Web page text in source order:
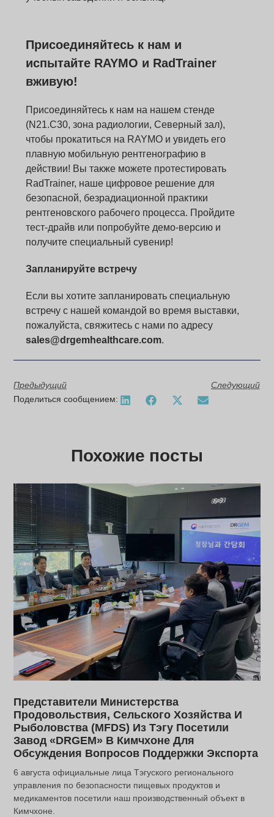
Присоединяйтесь к нам и
испытайте RAYMO и RadTrainer
вживую!
Присоединяйтесь к нам на нашем стенде
(N21.C30, зона радиологии, Северный зал),
чтобы прокатиться на RAYMO и увидеть его
плавную мобильную рентгенографию в
действии! Вы также можете протестировать
RadTrainer, наше цифровое решение для
безопасной, безрадиационной практики
рентгеновского рабочего процесса. Пройдите
тест-драйв или попробуйте демо-версию и
получите специальный сувенир!
Запланируйте встречу
Если вы хотите запланировать специальную
встречу с нашей командой во время выставки,
пожалуйста, свяжитесь с нами по адресу
sales@drgemhealthcare.com.
Предыдущий
Следующий
Поделиться сообщением:
Похожие посты
Представители Министерства
Продовольствия, Сельского Хозяйства И
Рыболовства (MFDS) Из Тэгу Посетили
Завод «DRGEM» В Кимчхоне Для
Обсуждения Вопросов Поддержки Экспорта
6 августа официальные лица Тэгуского регионального
управления по безопасности пищевых продуктов и
медикаментов посетили наш производственный объект в
Кимчхоне.